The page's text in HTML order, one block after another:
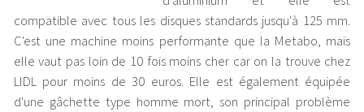
compatible avec tous les disques standards jusqu'à 125 mm.
C'est une machine moins performante que la Metabo, mais
elle vaut pas loin de 10 fois moins cher car on la trouve chez
LIDL pour moins de 30 euros. Elle est également équipée
d'une gâchette type homme mort, son principal problème